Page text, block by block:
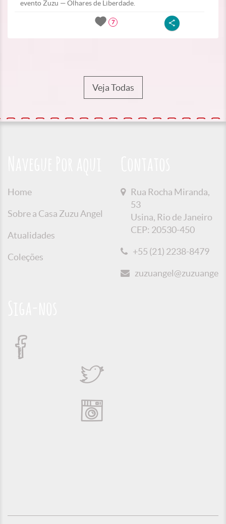
evento Zuzu — Olhares de Liberdade.
7
Veja Todas
Home
Sobre a Casa Zuzu Angel
Atualidades
Coleções
Rua Rocha Miranda,
53
Usina, Rio de Janeiro
CEP: 20530-450
+55 (21) 2238-8479